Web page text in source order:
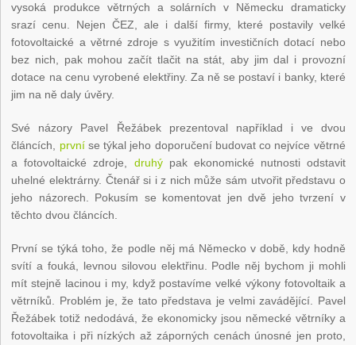
vysoká produkce větrných a solárních v Německu dramaticky
srazí cenu. Nejen ČEZ, ale i další firmy, které postavily velké
fotovoltaické a větrné zdroje s využitím investičních dotací nebo
bez nich, pak mohou začít tlačit na stát, aby jim dal i provozní
dotace na cenu vyrobené elektřiny. Za ně se postaví i banky, které
jim na ně daly úvěry.
Své názory Pavel Řežábek prezentoval například i ve dvou
článcích, prvníse týkal jeho doporučení budovat co nejvíce větrné
a fotovoltaické zdroje, druhýpak ekonomické nutnosti odstavit
uhelné elektrárny. Čtenář si i z nich může sám utvořit představu o
jeho názorech. Pokusím se komentovat jen dvě jeho tvrzení v
těchto dvou článcích.
První se týká toho, že podle něj má Německo v době, kdy hodně
svítí a fouká, levnou silovou elektřinu. Podle něj bychom ji mohli
mít stejně lacinou i my, když postavíme velké výkony fotovoltaik a
větrníků. Problém je, že tato představa je velmi zavádějící. Pavel
Řežábek totiž nedodává, že ekonomicky jsou německé větrníky a
fotovoltaika i při nízkých až záporných cenách únosné jen proto,